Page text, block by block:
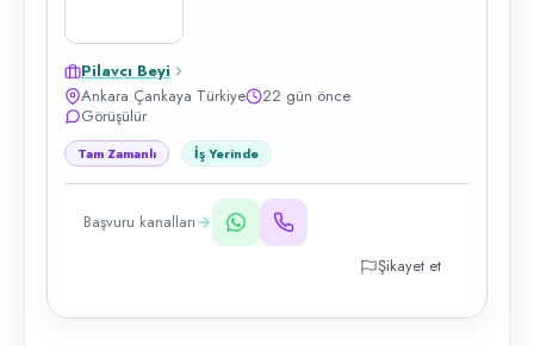
Pilavcı Beyi
Ankara Çankaya Türkiye
22 gün önce
Görüşülür
Tam Zamanlı İş Yerinde
Başvuru kanalları
Şikayet et